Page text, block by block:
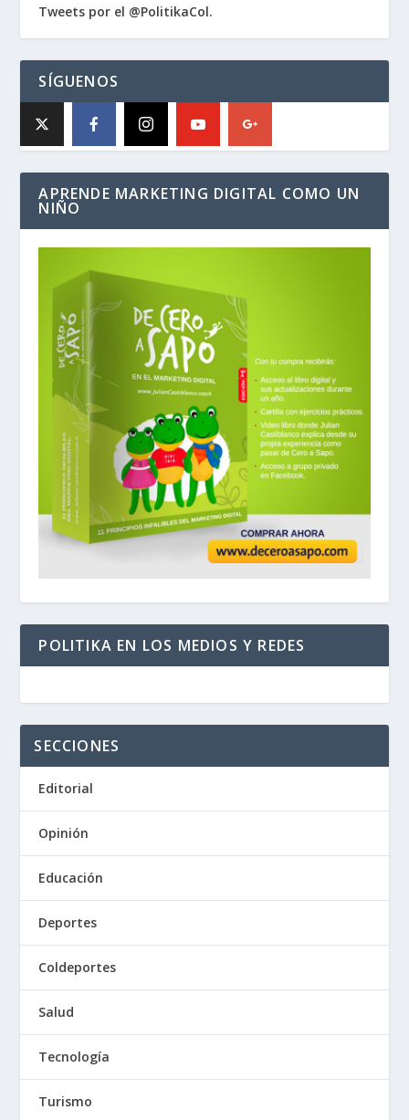
Tweets por el @PolitikaCol.
SÍGUENOS
APRENDE MARKETING DIGITAL COMO UN
NIÑO
POLITIKA EN LOS MEDIOS Y REDES
SECCIONES
Editorial
Opinión
Educación
Deportes
Coldeportes
Salud
Tecnología
Turismo